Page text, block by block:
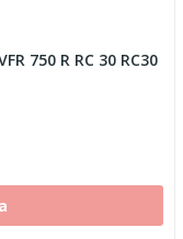
750 R RC 30 RC30